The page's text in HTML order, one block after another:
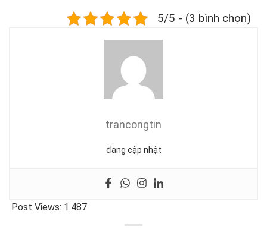
5/5 - (3 bình chọn)
trancongtin
đang cập nhật
Post Views: 1.487